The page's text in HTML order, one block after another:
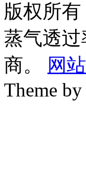
版权所
蒸气透
商。
网
Theme